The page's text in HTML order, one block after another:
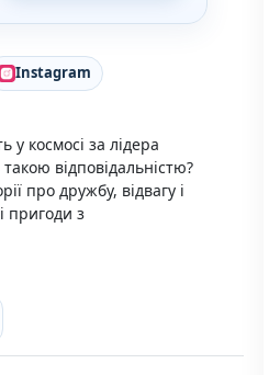
найменших
/ Книги на липучках
(6+)
10+
Instagram
космосі за лідера
відповідальністю?
про дружбу, відвагу і
пригоди з